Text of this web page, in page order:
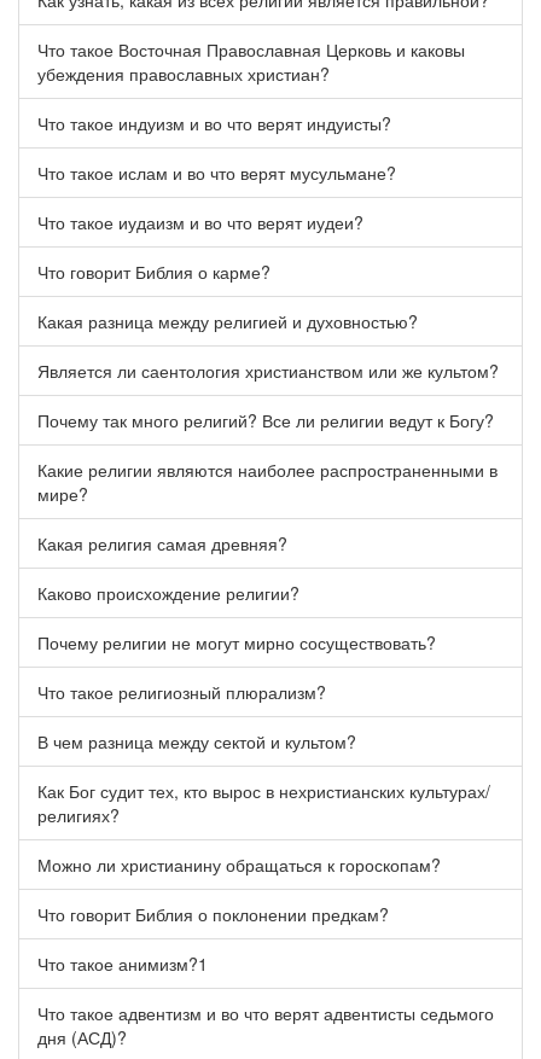
Что такое Восточная Православная Церковь и каковы
убеждения православных христиан?
Что такое индуизм и во что верят индуисты?
Что такое ислам и во что верят мусульмане?
Что такое иудаизм и во что верят иудеи?
Что говорит Библия о карме?
Какая разница между религией и духовностью?
Является ли саентология христианством или же культом?
Почему так много религий? Все ли религии ведут к Богу?
Какие религии являются наиболее распространенными в
мире?
Какая религия самая древняя?
Каково происхождение религии?
Почему религии не могут мирно сосуществовать?
Что такое религиозный плюрализм?
В чем разница между сектой и культом?
Как Бог судит тех, кто вырос в нехристианских культурах/
религиях?
Можно ли христианину обращаться к гороскопам?
Что говорит Библия о поклонении предкам?
Что такое анимизм?1
Что такое адвентизм и во что верят адвентисты седьмого
дня (АСД)?